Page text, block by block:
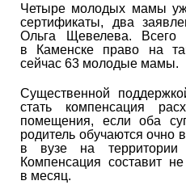
Четыре молодых мамы
сертификаты, два
Ольга Щевелева.
в Каменске право на
сейчас 63 молодые мамы.
Существенной
стать компенсация
помещения, если оба
родитель обучаются очно
в вузе на территории
Компенсация составит
в месяц.